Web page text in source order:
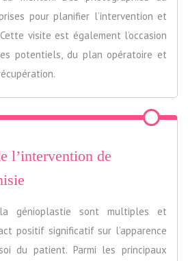
pour planifier l’intervention et
visite est également l’occasion
potentiels, du plan opératoire et
l’intervention de
génioplastie sont multiples et
positif significatif sur l’apparence
du patient. Parmi les principaux